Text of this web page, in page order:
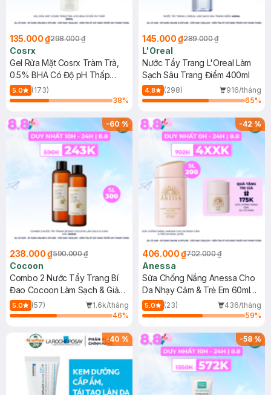
135.000 ₫298.000 ₫
Cosrx
Gel Rửa Mặt Cosrx Tràm Trà,
0.5% BHA Có Độ pH Thấp
150ml
5.0
(173)
38%
145.000 ₫289.000 ₫
L'Oreal
Nước Tẩy Trang L'Oreal Làm
Sạch Sâu Trang Điểm 400ml
4.8 (298)
916/tháng
65%
-60%
238.000 ₫590.000 ₫
Cocoon
Combo 2 Nước Tẩy Trang Bí
Đao Cocoon Làm Sạch & Giảm
Dầu 500ml
5.0 (57)
1.6k/tháng
46%
-42%
406.000 ₫702.000 ₫
Anessa
Sữa Chống Nắng Anessa Cho
Da Nhạy Cảm & Trẻ Em 60ml
(Mới)
5.0 (23)
436/tháng
59%
-40 % -58%